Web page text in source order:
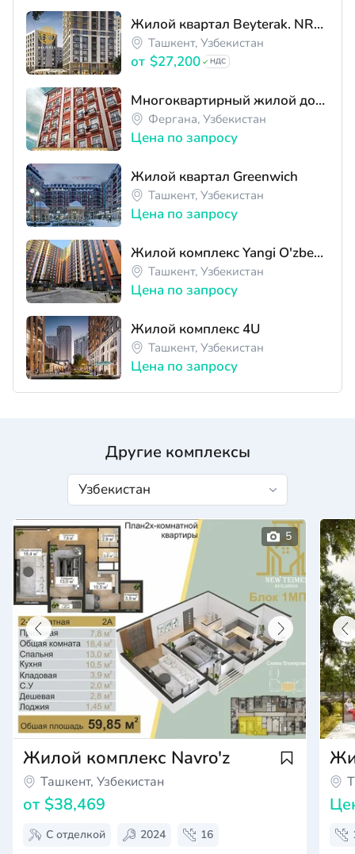
Жилой квартал Beyterak. NRG-BI
Ташкент, Узбекистан
от $27,200 НДС
Многоквартирный жилой дом ЖК "Fayz Avenue"
Фергана, Узбекистан
Цена по запросу
Жилой квартал Greenwich
Ташкент, Узбекистан
Цена по запросу
Жилой комплекс Yangi O'zbekiston
Ташкент, Узбекистан
Цена по запросу
Жилой комплекс 4U
Ташкент, Узбекистан
Цена по запросу
Другие комплексы
Жилой комплекс Navro'z
Ташкент, Узбекистан
от $38,469
С отделкой 2024 16